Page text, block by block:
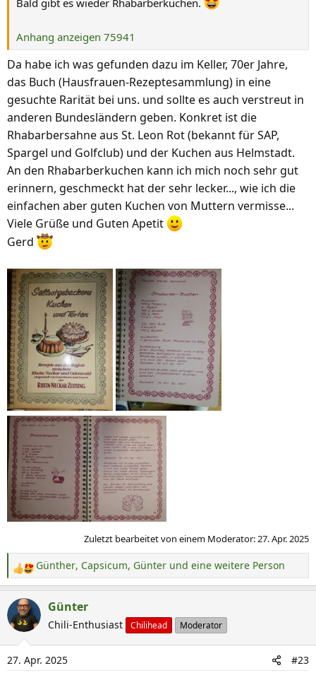
Bald gibt es wieder Rhabarberkuchen.
Anhang anzeigen 75941
Da habe ich was gefunden dazu im Keller, 70er Jahre,
das Buch (Hausfrauen-Rezeptesammlung) in eine
gesuchte Rarität bei uns. und sollte es auch verstreut in
anderen Bundesländern geben. Konkret ist die
Rhabarbersahne aus St. Leon Rot (bekannt für SAP,
Spargel und Golfclub) und der Kuchen aus Helmstadt.
An den Rhabarberkuchen kann ich mich noch sehr gut
erinnern, geschmeckt hat der sehr lecker..., wie ich die
einfachen aber guten Kuchen von Muttern vermisse...
Viele Grüße und Guten Apetit
Gerd
Zuletzt bearbeitet von einem Moderator:27. Apr. 2025
R
e
a
k
t
i
o
Günther, Capsicum, Günter und eine weitere Person
Günter
Chili-Enthusiast Chilihead Moderator
27. Apr. 2025 #23